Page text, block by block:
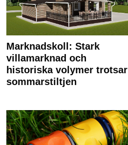
Marknadskoll: Stark
villamarknad och
historiska volymer trotsar
sommarstiltjen